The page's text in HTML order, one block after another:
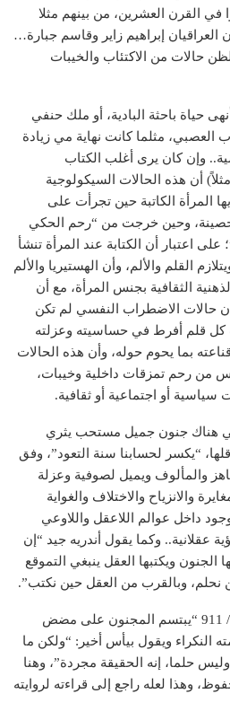
انتحروا في القرن العشرين، من بينهم مثلا
إبراهيم زاير وقاسم جبارة…
حالات من الاكتئاب والخيبات
حياة باحثة البادية، أو ملك حنفي
مثلما كانت نهاية مي زيادة
وإن كان يرى أغلب الكتاب
أن هذه الحالات السيكولوجية
المرأة الكاتبة حين تجرأت على
وحين خرجت من “رحم الحكي
على اعتبار أن الكتابة عند المرأة تنشأ
القلم والألم، وأن الهستيريا والألم
الثقافية بجنس المرأة، مع أن
أن حالات الاضطراب النفسي لم تكن
كل قلم أفرط في حساسيته وعزلته
بما يحوم حوله، وأن هذه الحالات
من رحم تمزقات داخلية وخيبات،
سياسية أو اجتماعية أو ثقافية.
هناك جنون جميل مستحب يثري
“يكسر لحسابنا سنة التعود”، وفق
والمألوف ويميل لصوفية وعزلة
والانزياح والاختلاف والغواية
داخل عوالم اللاعقل واللاوعي
عقلانية.. وكما يقول أندريه جيد “إن
الجنون ويكتبها العقل ينبغي التموقع
نحلم، وبالقرب من العقل حين نكتب”.
يقول الكاتب في الصفحة 90 / 911 “يبتسم المجنون على مضض
النكراء ويقول بيأس أخير: “ولكن ما
حلما، إنه الحقيقة مجردة”، وهنا
وهذا لعله راجع إلى قراءته لروايته